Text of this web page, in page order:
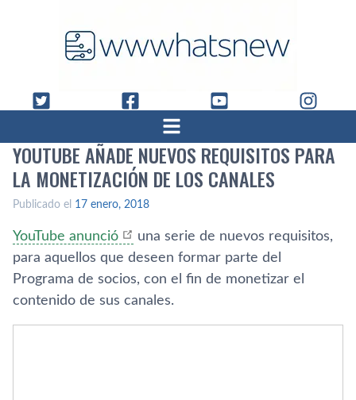
YOUTUBE AÑADE NUEVOS REQUISITOS PARA
LA MONETIZACIÓN DE LOS CANALES
Publicado el 17 enero, 2018
YouTube anunció
una serie de nuevos requisitos,
para aquellos que deseen formar parte del
Programa de socios, con el fin de monetizar el
contenido de sus canales.